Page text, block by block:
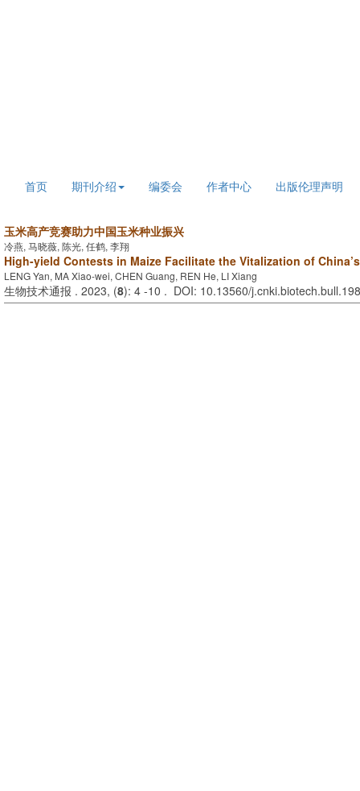
首页 期刊介绍 编委会 作者中心 出版伦理声明
玉米高产竞赛助力中国玉米种业振兴
冷燕, 马晓薇, 陈光, 任鹤, 李翔
High-yield Contests in Maize Facilitate the Vitalization of
LENG Yan, MA Xiao-wei, CHEN Guang, REN He, LI Xiang
生物技术通报 . 2023, (8): 4 -10 . DOI: 10.13560/